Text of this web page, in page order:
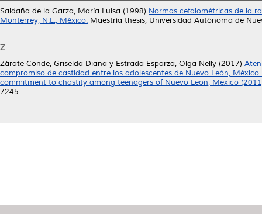
Saldaña de la Garza, María Luisa (1998) Normas cefalométricas de la
Monterrey, N.L., México. Maestría thesis, Universidad Autónoma de
Z
Zárate Conde, Griselda Diana y Estrada Esparza, Olga Nelly (2017)
compromiso de castidad entre los adolescentes de Nuevo León,
commitment to chastity among teenagers of Nuevo Leon, Mexico
7245